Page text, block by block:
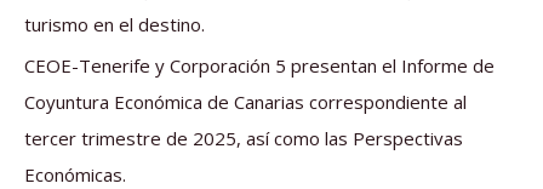
turismo en el destino.
CEOE-Tenerife y Corporación 5 presentan el Informe de
Coyuntura Económica de Canarias correspondiente al
tercer trimestre de 2025, así como las Perspectivas
Económicas.